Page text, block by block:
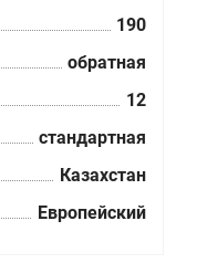
190
обратная
12
стандартная
Казахстан
Европейский